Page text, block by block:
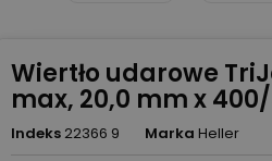
Wiertło udarowe
max, 20,0 mm x
Indeks 22366 9 Marka Heller